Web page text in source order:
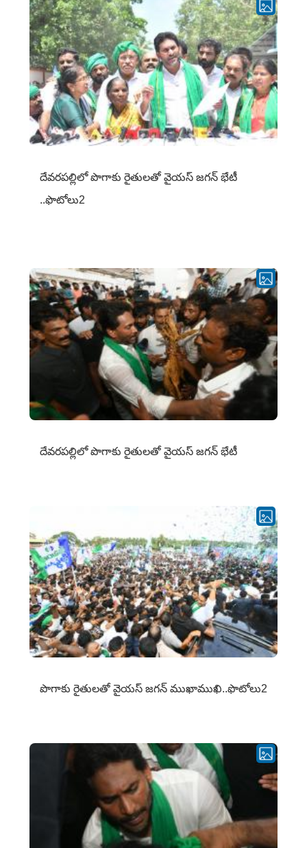
దేవరపల్లిలో పొగాకు రైతులతో వైయస్ జగన్ భేటీ
..ఫొటోలు2
దేవరపల్లిలో పొగాకు రైతులతో వైయస్ జగన్ భేటీ
పొగాకు రైతుల‌తో వైయ‌స్ జ‌గ‌న్ ముఖాముఖి..ఫొటోలు2